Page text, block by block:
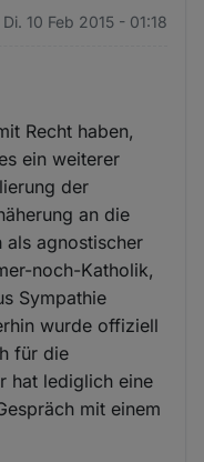
Di. 10 Feb 2015 - 01:18
Recht haben,
ein weiterer
der
an die
als agnostischer
noch-Katholik,
Sympathie
wurde offiziell
für die
hat lediglich eine
mit einem